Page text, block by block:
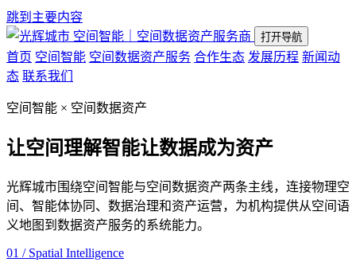
跳到主要内容
空间智能｜空间数据资产服务商
打开导航
首页 空间智能 空间数据资产服务 合作生态 发展历程 新闻动
态 联系我们
空间智能 × 空间数据资产
让空间理解智能让数据成为资产
光辉城市围绕空间智能与空间数据资产两条主线，连接物理空
间、智能体协同、数据治理和资产运营，为机构提供从空间语
义地图到数据资产服务的系统能力。
01 / Spatial Intelligence